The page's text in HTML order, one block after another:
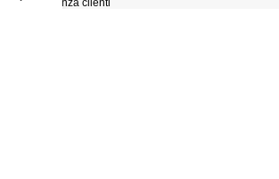
Assistenza clienti